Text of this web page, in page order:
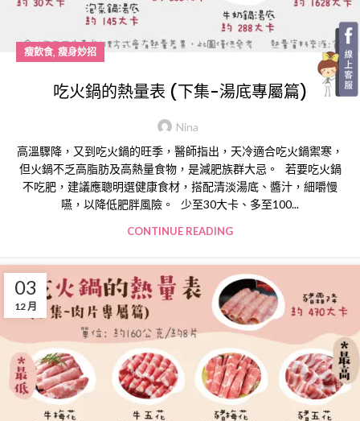
瘦飲食, 瘦身妙招
吃火鍋的熱量表 (下集-湯底專屬篇)
Nina
高溫驟降，又到吃火鍋的旺季，醫師指出，天冷適合吃火鍋禦寒，
但火鍋不乏高脂肪及高熱量食物，是減肥族群大忌。 若要吃火鍋
不吃肥，建議應聰明選健康食材，搭配清淡湯底、醬汁，細嚼慢
嚥，以降低肥胖風險。 少至30大卡、多至100...
CONTINUE READING
03
12 月